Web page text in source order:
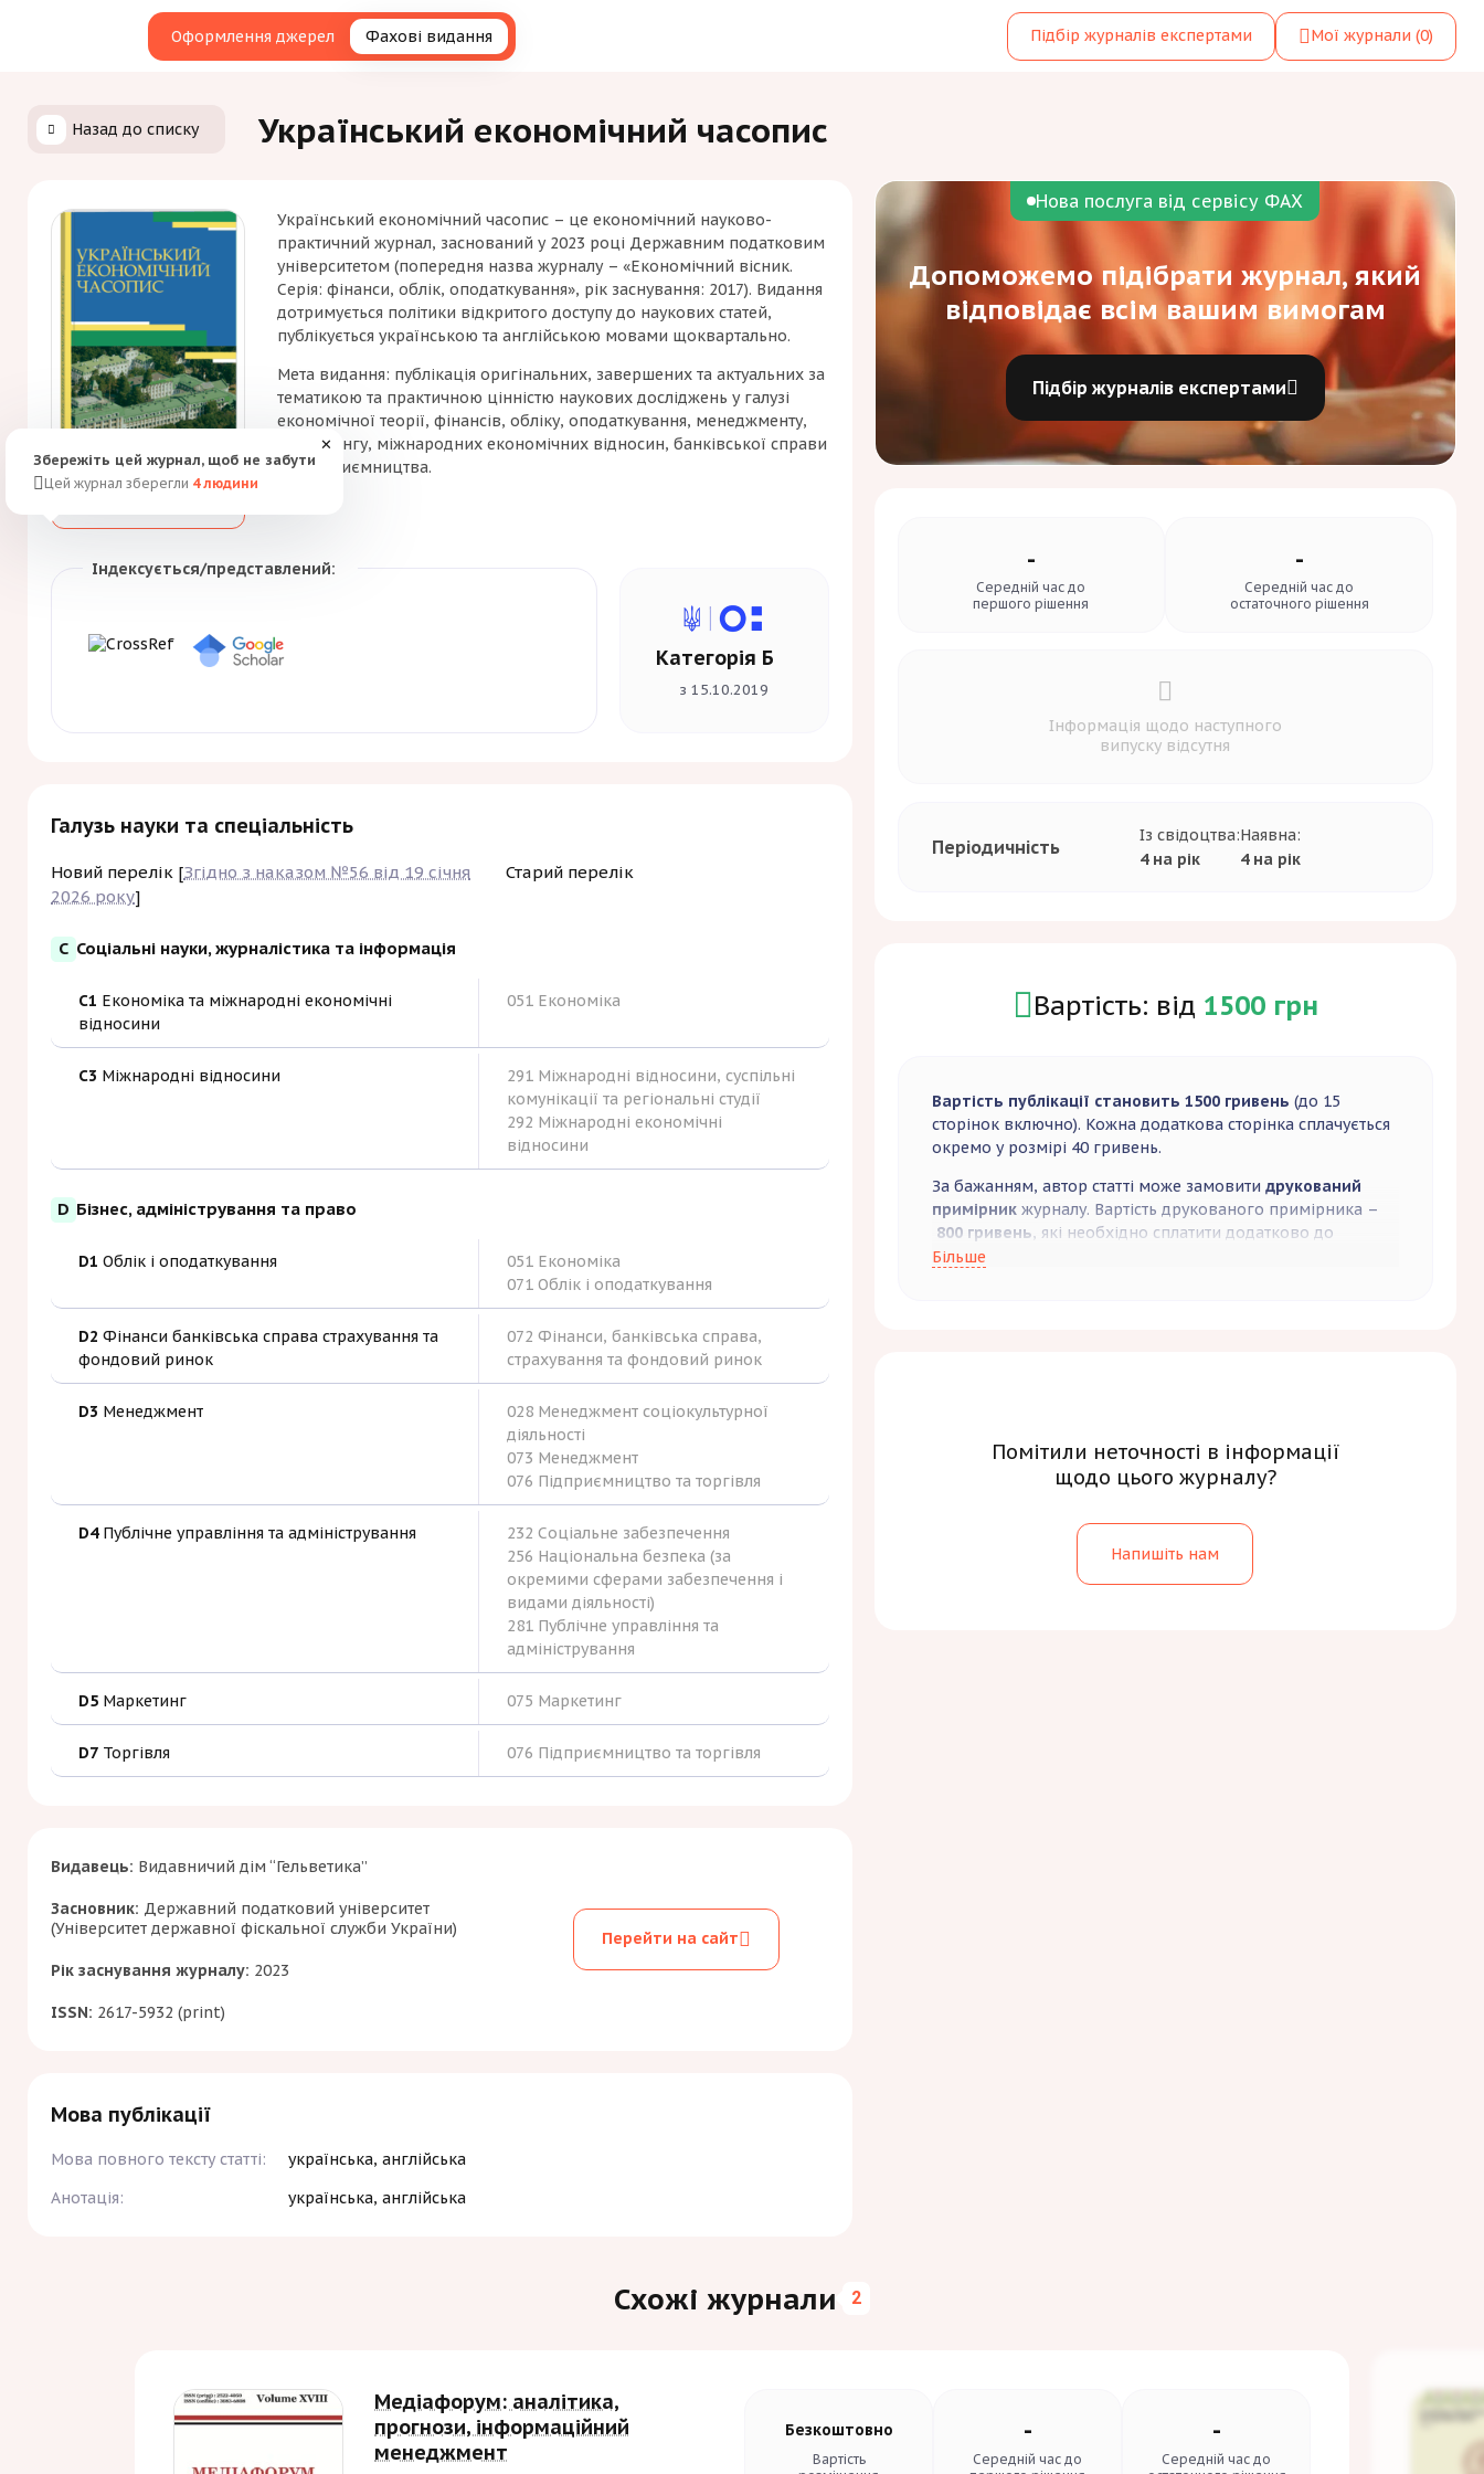
Оформлення джерел Фахові видання Підбір журналів експертами Мої журнали (0)
Назад до списку Український економічний часопис
Український економічний часопис – це економічний науково-
практичний журнал, заснований у 2023 році Державним податковим
університетом (попередня назва журналу – «Економічний вісник.
Серія: фінанси, облік, оподаткування», рік заснування: 2017). Видання
дотримується політики відкритого доступу до наукових статей,
публікується українською та англійською мовами щоквартально.
Мета видання: публікація оригінальних, завершених та актуальних за
тематикою та практичною цінністю наукових досліджень у галузі
економічної теорії, фінансів, обліку, оподаткування, менеджменту,
маркетингу, міжнародних економічних відносин, банківської справи
та підприємництва.
Індексується/представлений:
Категорія Б
з 15.10.2019
Галузь науки та спеціальність
Новий перелік [Згідно з наказом №56 від 19 січня
2026 року]
Старий перелік
С Соціальні науки, журналістика та інформація
C1 Економіка та міжнародні економічні
відносини
051 Економіка
C3 Міжнародні відносини
291 Міжнародні відносини, суспільні
комунікації та регіональні студії
292 Міжнародні економічні
відносини
D Бізнес, адміністрування та право
D1 Облік і оподаткування
051 Економіка
071 Облік і оподаткування
D2 Фінанси банківська справа страхування та
фондовий ринок
072 Фінанси, банківська справа,
страхування та фондовий ринок
D3 Менеджмент
028 Менеджмент соціокультурної
діяльності
073 Менеджмент
076 Підприємництво та торгівля
D4Публічне управління та адміністрування
232 Соціальне забезпечення
256 Національна безпека (за
окремими сферами забезпечення і
видами діяльності)
281 Публічне управління та
адміністрування
D5 Маркетинг 075 Маркетинг
D7 Торгівля 076 Підприємництво та торгівля
Видавець: Видавничий дім “Гельветика”
Засновник: Державний податковий університет
(Університет державної фіскальної служби України)
Рік заснування журналу: 2023
ISSN: 2617-5932 (print)
Перейти на сайт
Мова публікації
Мова повного тексту статті:
українська, англійська
Анотація:
українська, англійська
Нова послуга від сервісу ФАХ
Допоможемо підібрати журнал, який
відповідає всім вашим вимогам
Підбір журналів експертами
-
Середній час до
першого рішення
-
Середній час до
остаточного рішення
Інформація щодо наступного
випуску відсутня
Періодичність
Із свідоцтва:
4 на рік
Наявна:
4 на рік
Вартість: від 1500 грн
Вартість публікації становить 1500 гривень (до 15
сторінок включно). Кожна додаткова сторінка сплачується
окремо у розмірі 40 гривень.
За бажанням, автор статті може замовити друкований
примірникжурналу. Вартість друкованого примірника –
800 гривень, які необхідно сплатити додатково до
публікаційного внеску.
Більше
Помітили неточності в інформації
щодо цього журналу?
Напишіть нам
Схожі журнали 2
Медіафорум: аналітика,
прогнози, інформаційний
менеджмент
Безкоштовно
Вартість
-
Середній час до
-
Середній час до
Збережіть цей журнал, щоб не забути
Цей журнал зберегли 4людини
✕